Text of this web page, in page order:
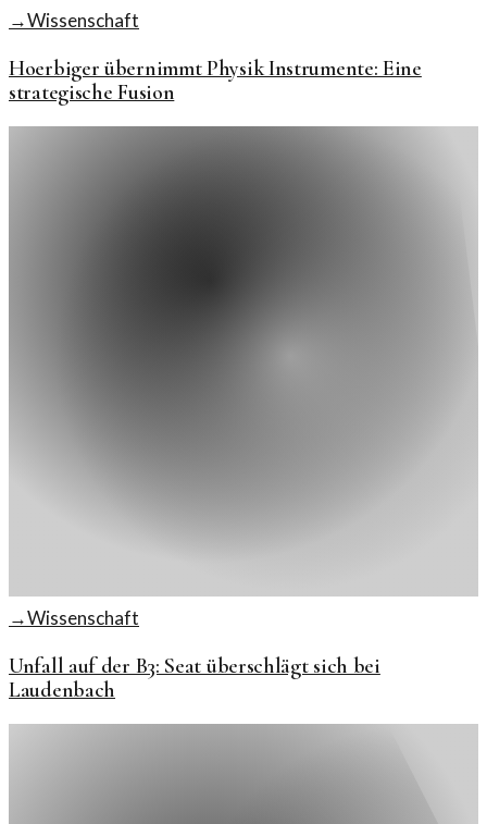
→Wissenschaft
Hoerbiger übernimmt Physik Instrumente: Eine
strategische Fusion
→Wissenschaft
Unfall auf der B3: Seat überschlägt sich bei
Laudenbach